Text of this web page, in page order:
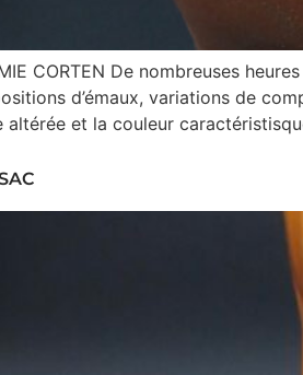
CORTEN De nombreuses
d’émaux, variations de
altérée et la couleur